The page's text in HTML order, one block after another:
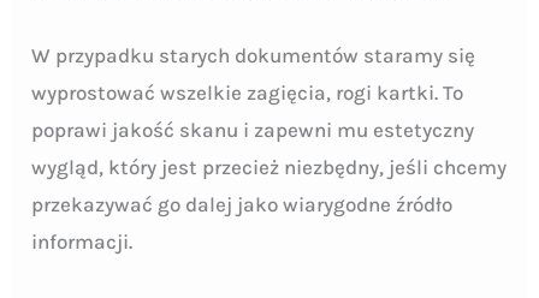
W przypadku starych dokumentów staramy się
wyprostować wszelkie zagięcia, rogi kartki. To
poprawi jakość skanu i zapewni mu estetyczny
wygląd, który jest przecież niezbędny, jeśli chcemy
przekazywać go dalej jako wiarygodne źródło
informacji.